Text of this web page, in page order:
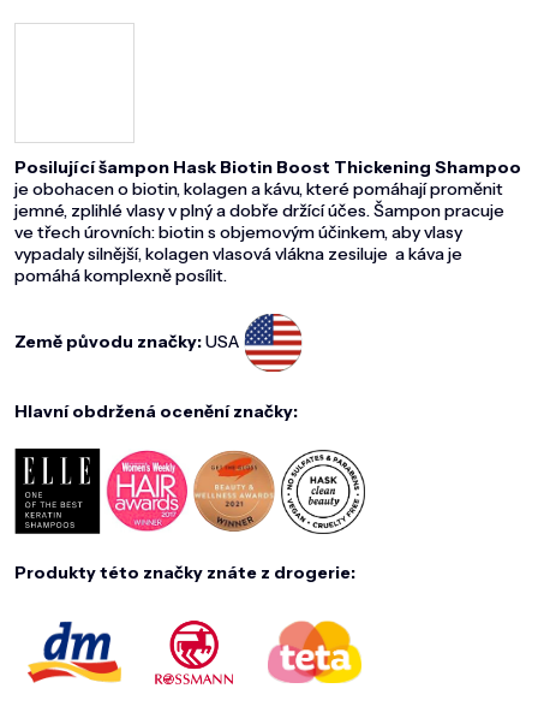
Posilující šampon Hask Biotin Boost Thickening Shampoo
je obohacen o biotin, kolagen a kávu, které pomáhají proměnit
jemné, zplihlé vlasy v plný a dobře držící účes. Šampon pracuje
ve třech úrovních: biotin s objemovým účinkem, aby vlasy
vypadaly silnější, kolagen vlasová vlákna zesiluje a káva je
pomáhá komplexně posílit.
Země původu značky:USA
Hlavní obdržená ocenění značky:
Produkty této značky znáte z drogerie: